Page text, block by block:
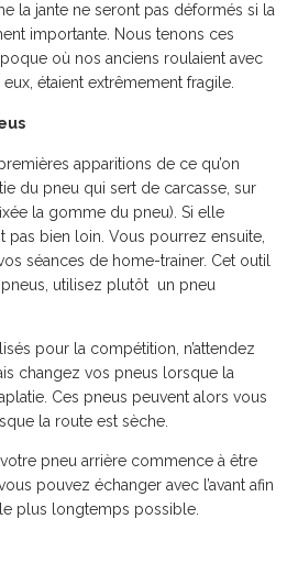
la jante ne seront pas déformés si la
importante. Nous tenons ces
où nos anciens roulaient avec
étaient extrêmement fragile.
apparitions de ce qu’on
du pneu qui sert de carcasse, sur
la gomme du pneu). Si elle
pas bien loin. Vous pourrez ensuite,
séances de home-trainer. Cet outil
utilisez plutôt un pneu
pour la compétition, n’attendez
changez vos pneus lorsque la
Ces pneus peuvent alors vous
la route est sèche.
pneu arrière commence à être
pouvez échanger avec l’avant afin
plus longtemps possible.